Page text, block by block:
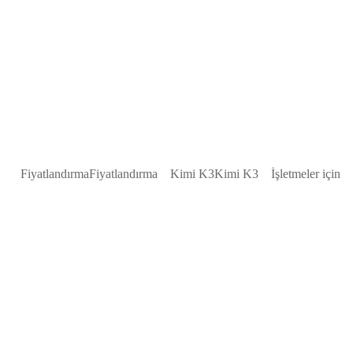
FiyatlandırmaFiyatlandırma Kimi K3Kimi K3 İşletmeler için